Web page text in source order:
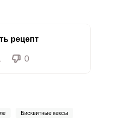
рецепт
0
Бисквитные кексы